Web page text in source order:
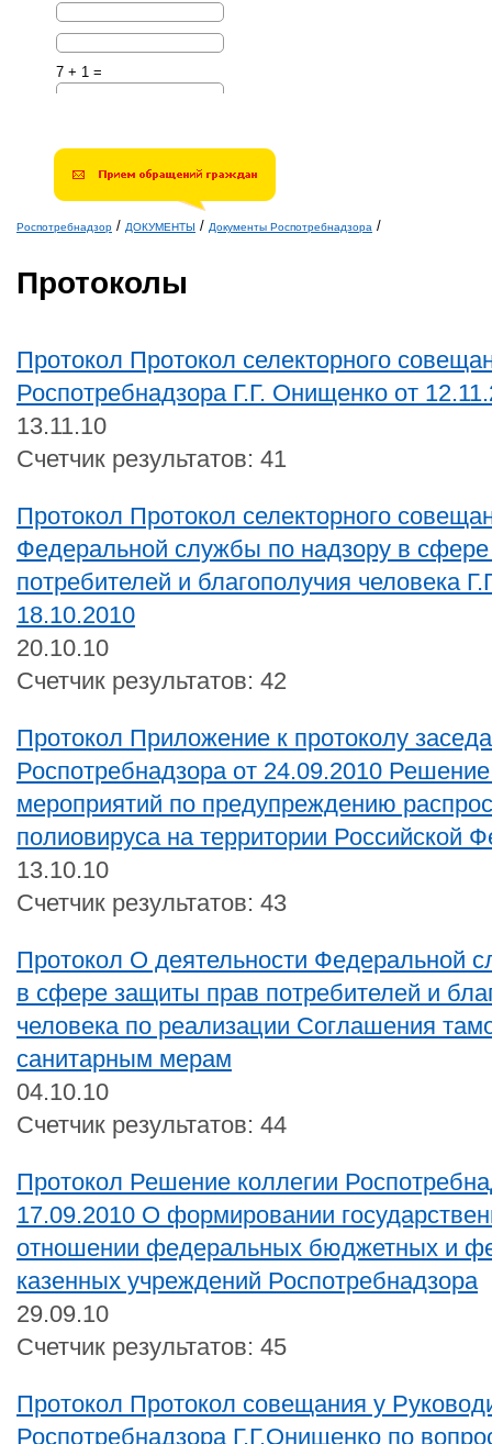
7 + 1 =
Роспотребнадзор / ДОКУМЕНТЫ / Документы Роспотребнадзора /
Протоколы
Протокол Протокол селекторного
Роспотребнадзора Г.Г. Онищенко от
13.11.10
Счетчик результатов: 41
Протокол Протокол селекторного
Федеральной службы по надзору в
потребителей и благополучия человека
18.10.2010
20.10.10
Счетчик результатов: 42
Протокол Приложение к протоколу
Роспотребнадзора от 24.09.2010
мероприятий по предупреждению
полиовируса на территории Российской
13.10.10
Счетчик результатов: 43
Протокол О деятельности Федеральной
в сфере защиты прав потребителей и
человека по реализации Соглашения
санитарным мерам
04.10.10
Счетчик результатов: 44
Протокол Решение коллегии
17.09.2010 О формировании
отношении федеральных бюджетных и
казенных учреждений Роспотребнадзора
29.09.10
Счетчик результатов: 45
Протокол Протокол совещания у
Роспотребнадзора Г.Г.Онищенко по